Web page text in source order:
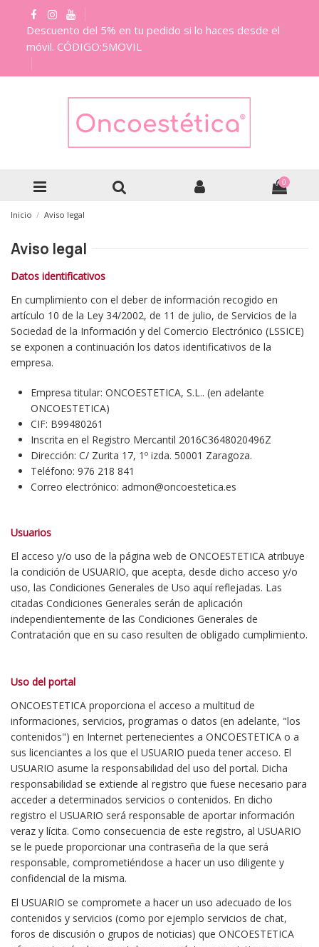
Descuento del 5% en tu pedido si lo haces desde el
móvil. CÓDIGO:5MOVIL
0
Inicio Aviso legal
Aviso legal
Datos identificativos
En cumplimiento con el deber de información recogido en
artículo 10 de la Ley 34/2002, de 11 de julio, de Servicios de la
Sociedad de la Información y del Comercio Electrónico (LSSICE)
se exponen a continuación los datos identificativos de la
empresa.
Empresa titular: ONCOESTETICA, S.L.. (en adelante
ONCOESTETICA)
CIF: B99480261
Inscrita en el Registro Mercantil 2016C3648020496Z
Dirección: C/ Zurita 17, 1º izda. 50001 Zaragoza.
Teléfono: 976 218 841
Correo electrónico: admon@oncoestetica.es
Usuarios
El acceso y/o uso de la página web de ONCOESTETICA atribuye
la condición de USUARIO, que acepta, desde dicho acceso y/o
uso, las Condiciones Generales de Uso aquí reflejadas. Las
citadas Condiciones Generales serán de aplicación
independientemente de las Condiciones Generales de
Contratación que en su caso resulten de obligado cumplimiento.
Uso del portal
ONCOESTETICA proporciona el acceso a multitud de
informaciones, servicios, programas o datos (en adelante, "los
contenidos") en Internet pertenecientes a ONCOESTETICA o a
sus licenciantes a los que el USUARIO pueda tener acceso. El
USUARIO asume la responsabilidad del uso del portal. Dicha
responsabilidad se extiende al registro que fuese necesario para
acceder a determinados servicios o contenidos. En dicho
registro el USUARIO será responsable de aportar información
veraz y lícita. Como consecuencia de este registro, al USUARIO
se le puede proporcionar una contraseña de la que será
responsable, comprometiéndose a hacer un uso diligente y
confidencial de la misma.
El USUARIO se compromete a hacer un uso adecuado de los
contenidos y servicios (como por ejemplo servicios de chat,
foros de discusión o grupos de noticias) que ONCOESTETICA